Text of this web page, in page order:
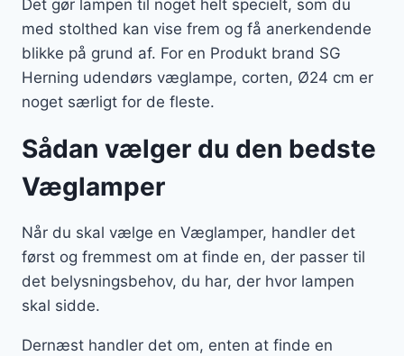
Det gør lampen til noget helt specielt, som du
med stolthed kan vise frem og få anerkendende
blikke på grund af. For en Produkt brand SG
Herning udendørs væglampe, corten, Ø24 cm er
noget særligt for de fleste.
Sådan vælger du den bedste
Væglamper
Når du skal vælge en Væglamper, handler det
først og fremmest om at finde en, der passer til
det belysningsbehov, du har, der hvor lampen
skal sidde.
Dernæst handler det om, enten at finde en